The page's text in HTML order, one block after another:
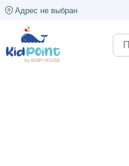
Адрес не выбран